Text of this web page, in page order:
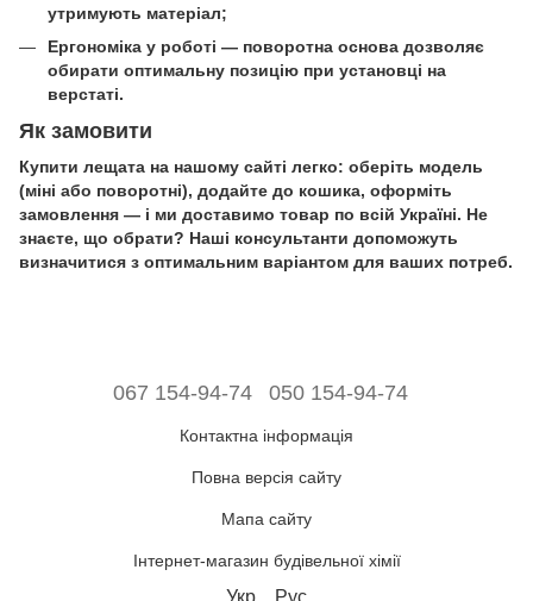
утримують матеріал;
Ергономіка у роботі — поворотна основа дозволяє
обирати оптимальну позицію при установці на
верстаті.
Як замовити
Купити лещата на нашому сайті легко: оберіть модель
(міні або поворотні), додайте до кошика, оформіть
замовлення — і ми доставимо товар по всій Україні. Не
знаєте, що обрати? Наші консультанти допоможуть
визначитися з оптимальним варіантом для ваших потреб.
067 154-94-74 050 154-94-74
Контактна інформація
Повна версія сайту
Мапа сайту
Інтернет-магазин будівельної хімії
Укр Рус